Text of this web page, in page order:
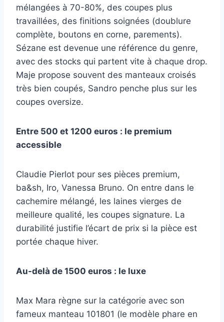
mélangées à 70-80%, des coupes plus
travaillées, des finitions soignées (doublure
complète, boutons en corne, parements).
Sézane est devenue une référence du genre,
avec des stocks qui partent vite à chaque drop.
Maje propose souvent des manteaux croisés
très bien coupés, Sandro penche plus sur les
coupes oversize.
Entre 500 et 1200 euros : le premium
accessible
Claudie Pierlot pour ses pièces premium,
ba&sh, Iro, Vanessa Bruno. On entre dans le
cachemire mélangé, les laines vierges de
meilleure qualité, les coupes signature. La
durabilité justifie l’écart de prix si la pièce est
portée chaque hiver.
Au-delà de 1500 euros : le luxe
Max Mara règne sur la catégorie avec son
fameux manteau 101801 (le modèle phare en